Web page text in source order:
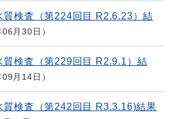
質検査（第224回目 R2.6.23）結
月30日
質検査（第229回目 R2.9.1）結
月14日
質検査（第242回目 R3.3.16)結果